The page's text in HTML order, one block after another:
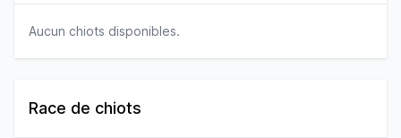
Aucun chiots disponibles.
Race de chiots